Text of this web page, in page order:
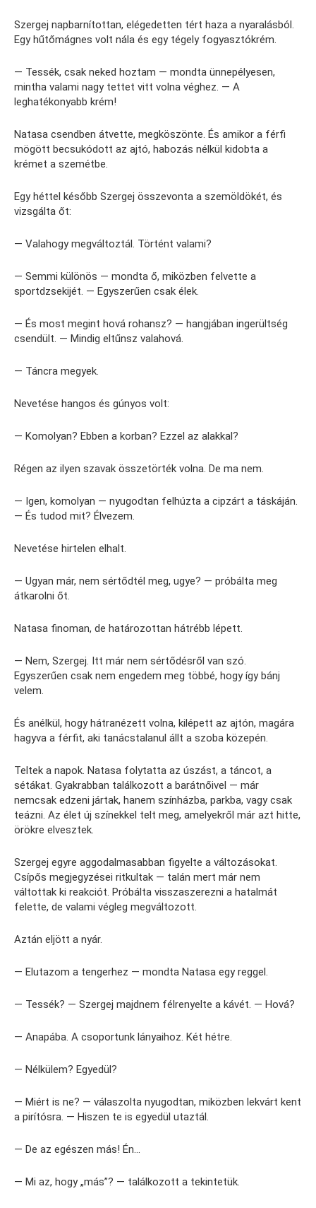
Szergej napbarnítottan, elégedetten tért haza a nyaralásból.
Egy hűtőmágnes volt nála és egy tégely fogyasztókrém.
— Tessék, csak neked hoztam — mondta ünnepélyesen,
mintha valami nagy tettet vitt volna véghez. — A
leghatékonyabb krém!
Natasa csendben átvette, megköszönte. És amikor a férfi
mögött becsukódott az ajtó, habozás nélkül kidobta a
krémet a szemétbe.
Egy héttel később Szergej összevonta a szemöldökét, és
vizsgálta őt:
— Valahogy megváltoztál. Történt valami?
— Semmi különös — mondta ő, miközben felvette a
sportdzsekijét. — Egyszerűen csak élek.
— És most megint hová rohansz? — hangjában ingerültség
csendült. — Mindig eltűnsz valahová.
— Táncra megyek.
Nevetése hangos és gúnyos volt:
— Komolyan? Ebben a korban? Ezzel az alakkal?
Régen az ilyen szavak összetörték volna. De ma nem.
— Igen, komolyan — nyugodtan felhúzta a cipzárt a táskáján.
— És tudod mit? Élvezem.
Nevetése hirtelen elhalt.
— Ugyan már, nem sértődtél meg, ugye? — próbálta meg
átkarolni őt.
Natasa finoman, de határozottan hátrébb lépett.
— Nem, Szergej. Itt már nem sértődésről van szó.
Egyszerűen csak nem engedem meg többé, hogy így bánj
velem.
És anélkül, hogy hátranézett volna, kilépett az ajtón, magára
hagyva a férfit, aki tanácstalanul állt a szoba közepén.
Teltek a napok. Natasa folytatta az úszást, a táncot, a
sétákat. Gyakrabban találkozott a barátnőivel — már
nemcsak edzeni jártak, hanem színházba, parkba, vagy csak
teázni. Az élet új színekkel telt meg, amelyekről már azt hitte,
örökre elvesztek.
Szergej egyre aggodalmasabban figyelte a változásokat.
Csípős megjegyzései ritkultak — talán mert már nem
váltottak ki reakciót. Próbálta visszaszerezni a hatalmát
felette, de valami végleg megváltozott.
Aztán eljött a nyár.
— Elutazom a tengerhez — mondta Natasa egy reggel.
— Tessék? — Szergej majdnem félrenyelte a kávét. — Hová?
— Anapába. A csoportunk lányaihoz. Két hétre.
— Nélkülem? Egyedül?
— Miért is ne? — válaszolta nyugodtan, miközben lekvárt kent
a pirítósra. — Hiszen te is egyedül utaztál.
— De az egészen más! Én…
— Mi az, hogy „más”? — találkozott a tekintetük.